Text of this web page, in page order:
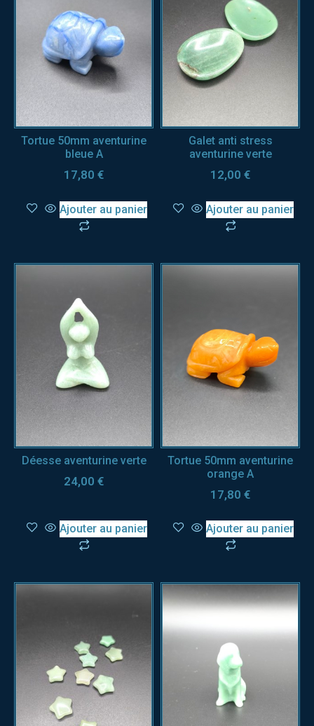
Tortue 50mm aventurine
bleue A
17,80 €
Ajouter au panier
Galet anti stress
aventurine verte
12,00 €
Ajouter au panier
Déesse aventurine verte
24,00 €
Ajouter au panier
Tortue 50mm aventurine
orange A
17,80 €
Ajouter au panier